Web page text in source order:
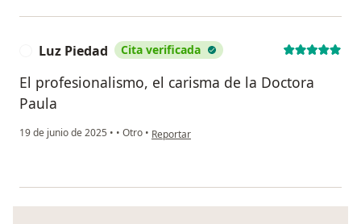
Luz Piedad Cita verificada
El profesionalismo, el carisma de la Doctora
Paula
19 de junio de 2025 • • Otro • en opinión del usuario Luz Piedad
Reportar